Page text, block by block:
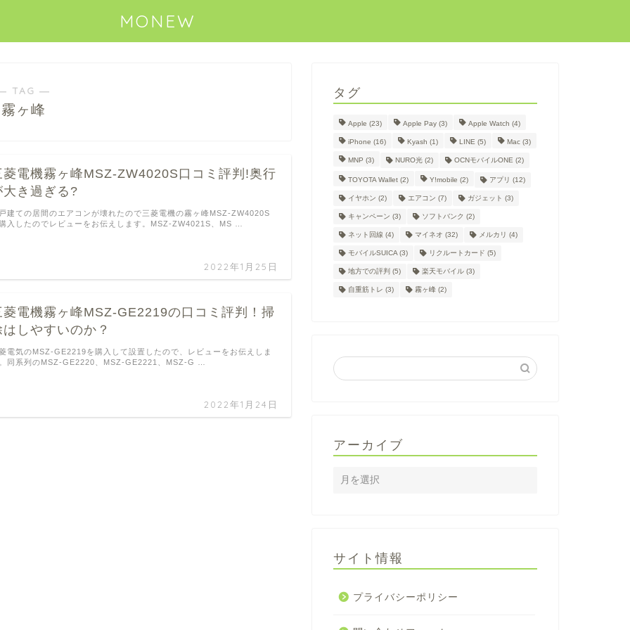
MONEW
TAG ―
霧ヶ峰
菱電機霧ヶ峰MSZ-ZW4020S口コミ評判!奥行
大き過ぎる?
2022年1月25日
建ての居間のエアコンが壊れたので三菱電機の霧ヶ峰MSZ-ZW4020S
入したのでレビューをお伝えします。MSZ-ZW4021S、MS …
菱電機霧ヶ峰MSZ-GE2219の口コミ評判！掃
はしやすいのか？
2022年1月24日
電気のMSZ-GE2219を購入して設置したので、レビューをお伝えしま
同系列のMSZ-GE2220、MSZ-GE2221、MSZ-G …
タグ
Apple (23) Apple Pay(3) Apple Watch (4)
iPhone (16) Kyash (1) LINE (5) Mac(3)
MNP (3) NURO光(2) OCNモバイルONE (2)
TOYOTA Wallet(2) Y!mobile (2) アプリ (12)
イヤホン (2) エアコン (7) ガジェット (3)
キャンペーン (3) ソフトバンク (2)
ネット回線 (4) マイネオ (32) メルカリ (4)
モバイルSUICA(3) リクルートカード (5)
地方での評判 (5) 楽天モバイル(3)
自重筋トレ (3) 霧ヶ峰(2)
アーカイブ
サイト情報
プライバシーポリシー